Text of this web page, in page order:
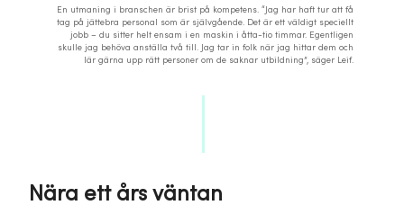
En utmaning i branschen är brist på kompetens. “Jag har haft tur att få
tag på jättebra personal som är självgående. Det är ett väldigt speciellt
jobb – du sitter helt ensam i en maskin i åtta-tio timmar. Egentligen
skulle jag behöva anställa två till. Jag tar in folk när jag hittar dem och
lär gärna upp rätt personer om de saknar utbildning”, säger Leif.
Nära ett års väntan